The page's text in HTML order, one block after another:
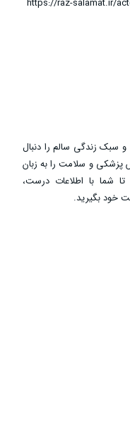
و سبک زندگی سالم را دنبال
و سلامت را به زبان
تا شما با اطلاعات درست،
خود بگیرید.